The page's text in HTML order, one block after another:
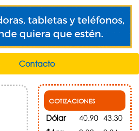
Contacto
COTIZACIONES
Dólar 40.90 43.30